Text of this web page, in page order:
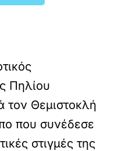
Πηλίου
τον Θεμιστοκλή
που συνέδεσε
στιγμές της